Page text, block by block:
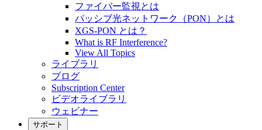
ファイバー監視とは
パッシブ光ネットワーク（PON）とは
XGS-PON とは？
What is RF Interference?
View All Topics
ライブラリ
ブログ
Subscription Center
ビデオライブラリ
ウェビナー
サポート